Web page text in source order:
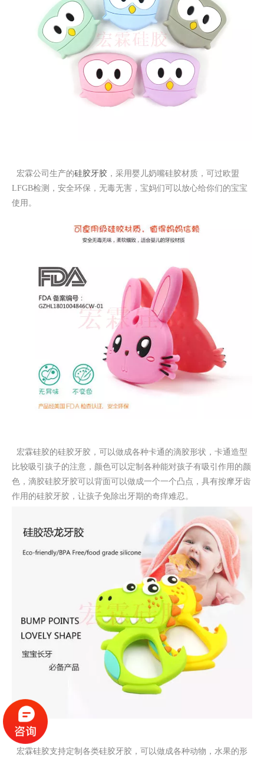
宏霖公司生产的硅胶牙胶 ，采用婴儿奶嘴硅胶材质，可过欧盟
LFGB检测，安全环保，无毒无害，宝妈们可以放心给你们的宝宝
使用。
宏霖硅胶的硅胶牙胶，可以做成各种卡通的滴胶形状，卡通造型
比较吸引孩子的注意，颜色可以定制各种能对孩子有吸引作用的颜
色，滴胶硅胶牙胶可以背面可以做成一个一个凸点，具有按摩牙齿
作用的硅胶牙胶，让孩子免除出牙期的奇痒难忍。
宏霖硅胶支持定制各类硅胶牙胶，可以做成各种动物，水果的形